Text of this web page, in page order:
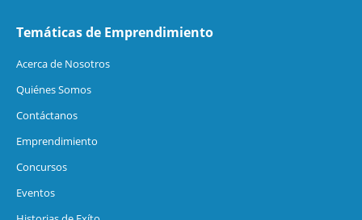
Temáticas de Emprendimiento
Acerca de Nosotros
Quiénes Somos
Contáctanos
Emprendimiento
Concursos
Eventos